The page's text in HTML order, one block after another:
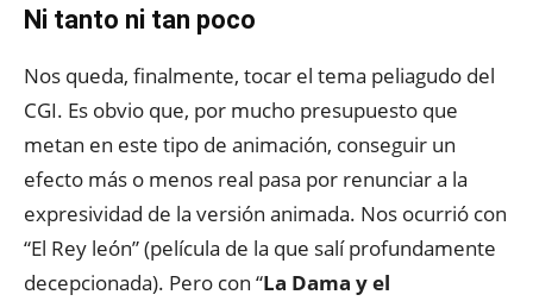
Ni tanto ni tan poco
Nos queda, finalmente, tocar el tema peliagudo del
CGI. Es obvio que, por mucho presupuesto que
metan en este tipo de animación, conseguir un
efecto más o menos real pasa por renunciar a la
expresividad de la versión animada. Nos ocurrió con
“El Rey león” (película de la que salí profundamente
decepcionada). Pero con “La Dama y el